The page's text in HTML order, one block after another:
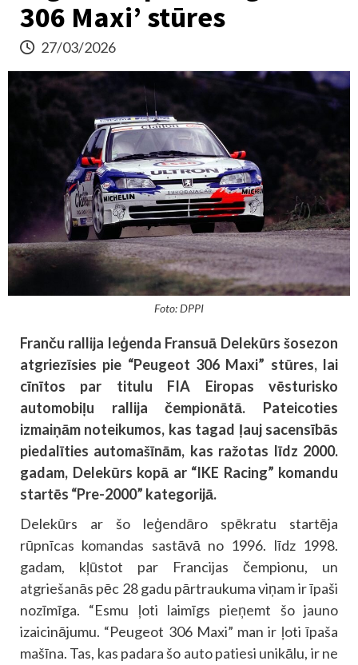
306 Maxi’ stūres
27/03/2026
Foto: DPPI
Franču rallija leģenda Fransuā Delekūrs šosezon
atgriezīsies pie “Peugeot 306 Maxi” stūres, lai
cīnītos par titulu FIA Eiropas vēsturisko
automobiļu rallija čempionātā. Pateicoties
izmaiņām noteikumos, kas tagad ļauj sacensībās
piedalīties automašīnām, kas ražotas līdz 2000.
gadam, Delekūrs kopā ar “IKE Racing” komandu
startēs “Pre-2000” kategorijā.
Delekūrs ar šo leģendāro spēkratu startēja
rūpnīcas komandas sastāvā no 1996. līdz 1998.
gadam, kļūstot par Francijas čempionu, un
atgriešanās pēc 28 gadu pārtraukuma viņam ir īpaši
nozīmīga. “Esmu ļoti laimīgs pieņemt šo jauno
izaicinājumu. “Peugeot 306 Maxi” man ir ļoti īpaša
mašīna. Tas, kas padara šo auto patiesi unikālu, ir ne